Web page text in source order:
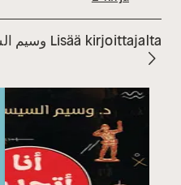
Lisää kirjoittajalta وسيم السيسى